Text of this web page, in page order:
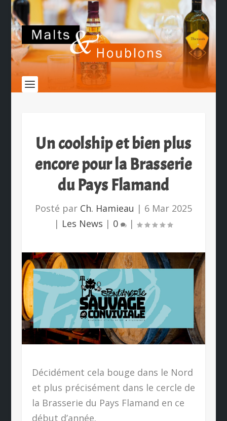
Un coolship et bien plus
encore pour la Brasserie
du Pays Flamand
Posté par Ch. Hamieau | 6 Mar 2025
| Les News | 0 |
Décidément cela bouge dans le Nord
et plus précisément dans le cercle de
la Brasserie du Pays Flamand en ce
début d’année.